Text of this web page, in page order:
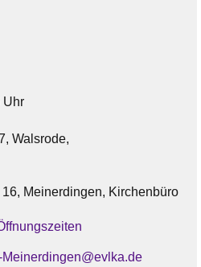
Uhr
Walsrode,
Meinerdingen, Kirchenbüro